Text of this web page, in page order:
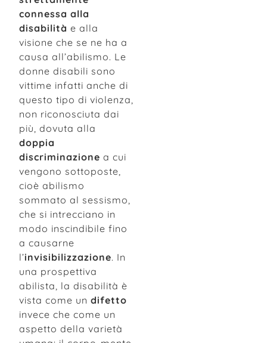
connessa alla
disabilità e alla
visione che se ne ha a
causa all’abilismo. Le
donne disabili sono
vittime infatti anche di
questo tipo di violenza,
non riconosciuta dai
più, dovuta alla
doppia
discriminazione a cui
vengono sottoposte,
cioè abilismo
sommato al sessismo,
che si intrecciano in
modo inscindibile fino
a causarne
l’invisibilizzazione. In
una prospettiva
abilista, la disabilità è
vista come un difetto
invece che come un
aspetto della varietà